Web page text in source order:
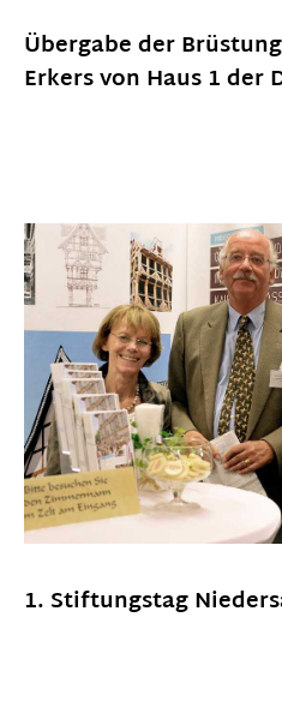
Übergabe der
Erkers von Haus 1 der
1. Stiftungstag